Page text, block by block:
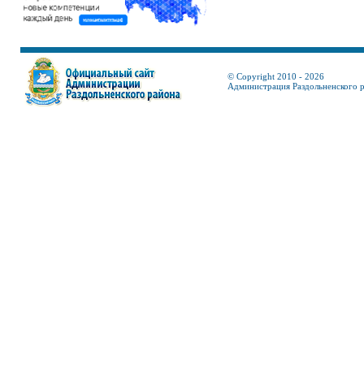
© Copyright 2010 - 2026
Администрация Раздольненского